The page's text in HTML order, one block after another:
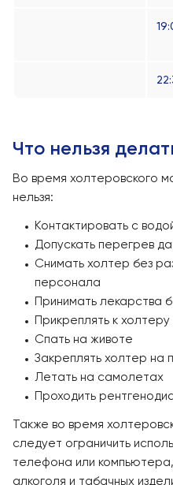
Что нельзя
Во время холтеровского
нельзя:
Контактировать с
Допускать перегрев
Снимать холтер без
персонала
Принимать лекарства
Прикреплять к
Спать на животе
Закреплять холтер на
Летать на самолетах
Проходить
Также во время
следует ограничить
телефона или
алкоголя и табачных